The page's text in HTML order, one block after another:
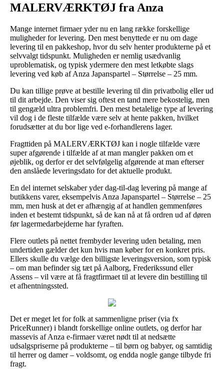
MALERVÆRKTØJ fra Anza
Mange internet firmaer yder nu en lang række forskellige
muligheder for levering. Den mest benyttede er nu om dage
levering til en pakkeshop, hvor du selv henter produkterne på et
selvvalgt tidspunkt. Muligheden er nemlig usædvanlig
uproblematisk, og typisk ydermere den mest letkøbte slags
levering ved køb af Anza Japanspartel – Størrelse – 25 mm.
Du kan tillige prøve at bestille levering til din privatbolig eller ud
til dit arbejde. Den viser sig oftest en tand mere bekostelig, men
til gengæld ultra problemfri. Den mest betalelige type af levering
vil dog i de fleste tilfælde være selv at hente pakken, hvilket
forudsætter at du bor lige ved e-forhandlerens lager.
Fragttiden på MALERVÆRKTØJ kan i nogle tilfælde være
super afgørende i tilfælde af at man mangler pakken om et
øjeblik, og derfor er det selvfølgelig afgørende at man efterser
den anslåede leveringsdato for det aktuelle produkt.
En del internet selskaber yder dag-til-dag levering på mange af
butikkens varer, eksempelvis Anza Japanspartel – Størrelse – 25
mm, men husk at det er afhængig af at handlen gemmenføres
inden et bestemt tidspunkt, så de kan nå at få ordren ud af døren
før lagermedarbejderne har fyraften.
Flere outlets på nettet frembyder levering uden betaling, men
undertiden gælder det kun hvis man køber for en konkret pris.
Ellers skulle du vælge den billigste leveringsversion, som typisk
– om man befinder sig tæt på Aalborg, Frederikssund eller
Assens – vil være at få fragtfirmaet til at levere din bestilling til
et afhentningssted.
Det er meget let for folk at sammenligne priser (via fx
PriceRunner) i blandt forskellige online outlets, og derfor har
massevis af Anza e-firmaer været nødt til at nedsætte
udsalgspriserne på produkterne – til børn og babyer, og samtidig
til herrer og damer – voldsomt, og endda nogle gange tilbyde fri
fragt.